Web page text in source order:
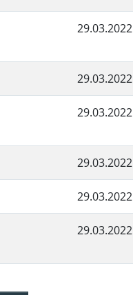
29.03.2022
29.03.2022
29.03.2022
29.03.2022
29.03.2022
29.03.2022